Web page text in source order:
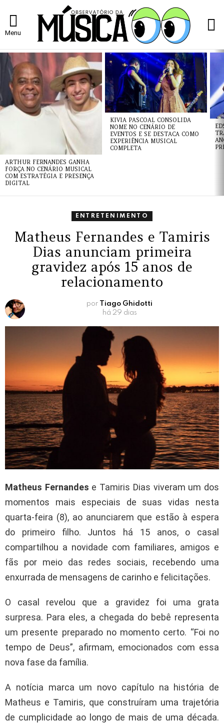
Menu
ÚLTIMAS
NOTÍCIAS
ARTHUR FERNANDES GANHA
FORÇA NO CENÁRIO MUSICAL
COM ESTRATÉGIA E PRESENÇA
DIGITAL
KIVIA PASCOAL CONSOLIDA
NOME NO CENÁRIO DE
EVENTOS E SE DESTACA COMO
EXPERIÊNCIA MUSICAL
COMPLETA
ENTRETENIMENTO
Matheus Fernandes e Tamiris
Dias anunciam primeira
gravidez após 15 anos de
relacionamento
por
Tiago Ghidotti
há 29 dias
Matheus Fernandes e Tamiris Dias viveram um dos
momentos mais especiais de suas vidas nesta
quarta-feira (8), ao anunciarem que estão à espera
do primeiro filho. Juntos há 15 anos, o casal
compartilhou a novidade com familiares, amigos e
fãs por meio das redes sociais, recebendo uma
enxurrada de mensagens de carinho e felicitações.
O casal revelou que a gravidez foi uma grata
surpresa. Para eles, a chegada do bebê representa
um presente preparado no momento certo. “Foi no
tempo de Deus”, afirmam, emocionados com essa
nova fase da família.
A notícia marca um novo capítulo na história de
Matheus e Tamiris, que construíram uma trajetória
de cumplicidade ao longo de mais de uma década.